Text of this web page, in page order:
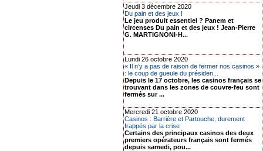
Jeudi 3 décembre 2020
Du pain et des jeux !
Le jeu produit essentiel ? Panem et
circenses Du pain et des jeux ! Jean-Pierre
G. MARTIGNONI-H...
Lundi 26 octobre 2020
« Il n’y a pas de raison de fermer nos casinos »
: le coup de gueule du présiden...
Depuis le 17 octobre, les casinos français se
trouvant dans les zones de couvre-feu sont
fermés sur ...
Mercredi 21 octobre 2020
Casinos : Barrière et Partouche, durement
frappés par la crise
Certains des principaux casinos des deux
premiers opérateurs français sont fermés
depuis samedi, pou...